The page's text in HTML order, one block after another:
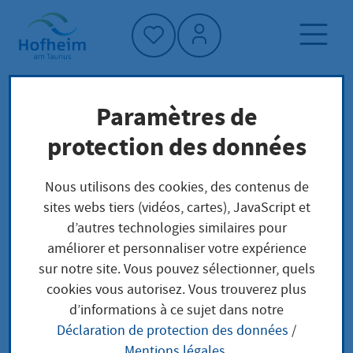
Accueil"
Page d'accueil
Vivre à Hofheim
Planification, construction et transport
Planen und Bauen
Planifications et projets de construction actuels
Analyse du site Lorsbach
Analyse du site
Paramètres de
protection des données
Nous utilisons des cookies, des contenus de
sites webs tiers (vidéos, cartes), JavaScript et
d’autres technologies similaires pour
améliorer et personnaliser votre expérience
sur notre site. Vous pouvez sélectionner, quels
cookies vous autorisez. Vous trouverez plus
d’informations à ce sujet dans notre
Déclaration de protection des données /